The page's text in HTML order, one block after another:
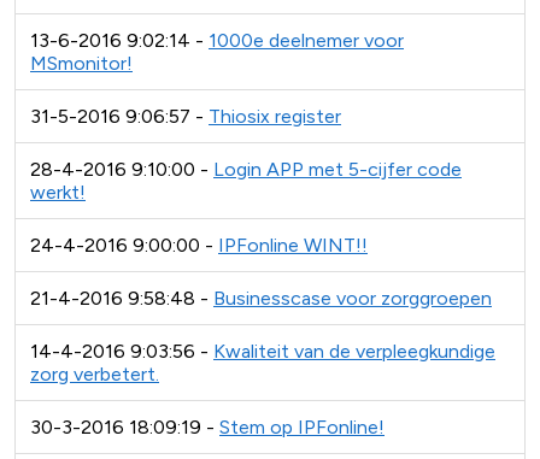
13-6-2016 9:02:14 - 1000e deelnemer voor
MSmonitor!
31-5-2016 9:06:57 - Thiosix register
28-4-2016 9:10:00 - Login APP met 5-cijfer code
werkt!
24-4-2016 9:00:00 - IPFonline WINT!!
21-4-2016 9:58:48 - Businesscase voor zorggroepen
14-4-2016 9:03:56 - Kwaliteit van de verpleegkundige
zorg verbetert.
30-3-2016 18:09:19 - Stem op IPFonline!